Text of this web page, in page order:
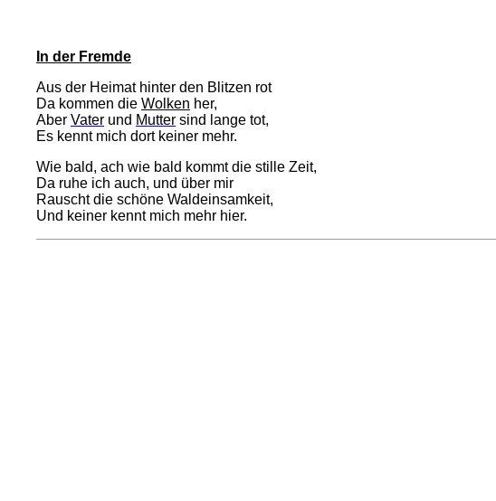
In der Fremde
Aus der Heimat hinter den Blitzen rot
Da kommen die Wolken her,
Aber Vater und Mutter sind lange tot,
Es kennt mich dort keiner mehr.
Wie bald, ach wie bald kommt die stille Zeit,
Da ruhe ich auch, und über mir
Rauscht die schöne Waldeinsamkeit,
Und keiner kennt mich mehr hier.